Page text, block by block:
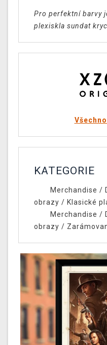
Pro perfektní barvy
plexiskla sundat
KATEGORIE
Merchandise /
obrazy / Klasické
Merchandise /
obrazy /